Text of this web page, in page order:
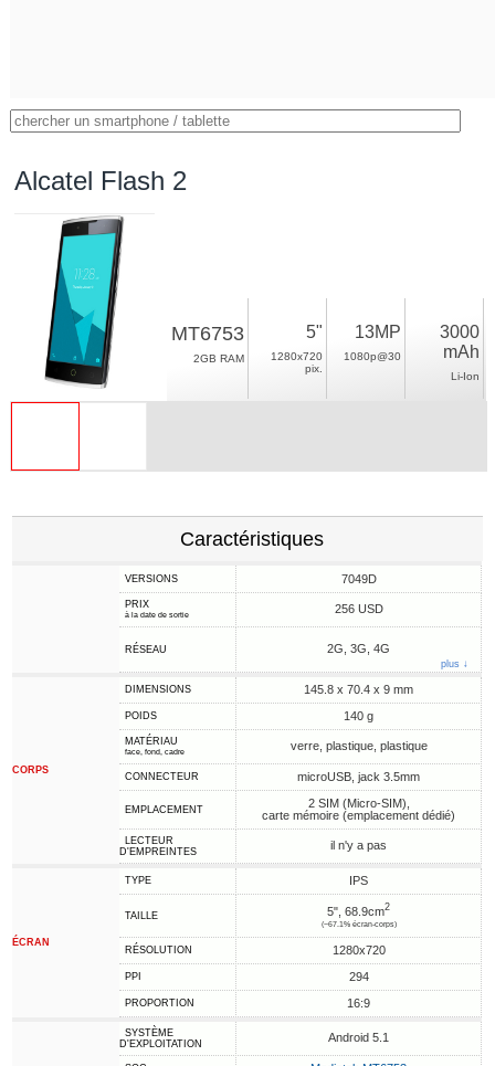
Alcatel Flash 2
MT6753
2GB RAM
5"
1280x720
pix.
13MP
1080p@30
3000
mAh
Li-Ion
Caractéristiques
VERSIONS 7049D
PRIX
à la date de sortie 256 USD
RÉSEAU 2G, 3G, 4G
plus ↓
CORPS
DIMENSIONS 145.8 x 70.4 x 9 mm
POIDS 140 g
MATÉRIAU
face, fond, cadre verre, plastique, plastique
CONNECTEUR microUSB, jack 3.5mm
EMPLACEMENT
2 SIM (Micro-SIM),
carte mémoire (emplacement dédié)
LECTEUR
D'EMPREINTES
il n'y a pas
ÉCRAN
TYPE IPS
TAILLE 5", 68.9cm2
(~67.1% écran-corps)
RÉSOLUTION 1280x720
PPI 294
PROPORTION 16:9
SYSTÈME
D'EXPLOITATION
Android 5.1